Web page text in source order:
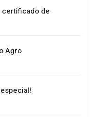
certificado de
Agro